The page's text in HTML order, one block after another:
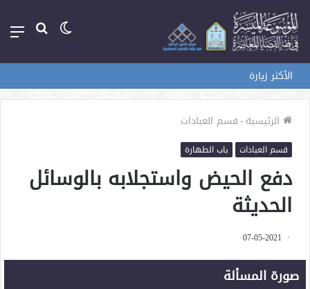
بحث الوضع
الأكثر زيارة
الرئيسية-قسم العبادات
قسم العبادات باب الطهارة
دفع الحيض واستجلابه بالوسائل
الحديثة
07-05-2021
صورة المسألة